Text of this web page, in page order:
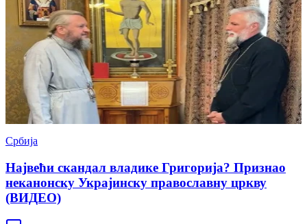
Србија
Највећи скандал владике Григорија? Признао
неканонску Украјинску православну цркву
(ВИДЕО)